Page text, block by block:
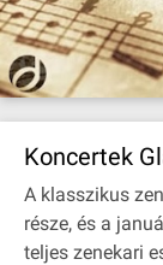
Koncertek
A klasszikus
része, és a
teljes zenekari